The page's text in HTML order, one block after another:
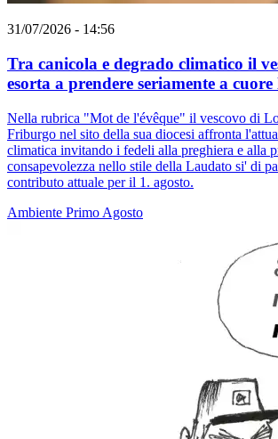
31/07/2026 - 14:56
Tra canicola e degrado climatico il
esorta a prendere seriamente a
Nella rubrica "Mot de l'évêque" il vescovo di
Friburgo nel sito della sua diocesi affronta
climatica invitando i fedeli alla preghiera e alla
consapevolezza nello stile della Laudato si' di
contributo attuale per il 1. agosto.
Ambiente Primo Agosto